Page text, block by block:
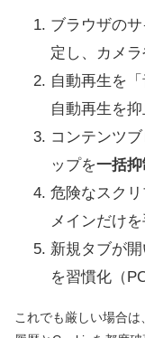
ブラウザの
定し、カメ
自動再生を
自動再生を抑
コンテンツ
ップを一括抑
危険なスク
メインだけ
新規タブが
を習慣化（
これでも厳しい場合